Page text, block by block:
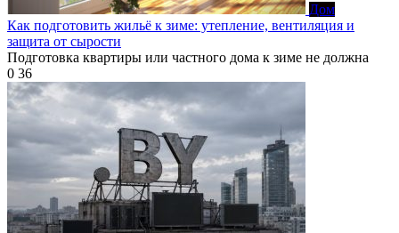
Дом
Как подготовить жильё к зиме: утепление, вентиляция и
защита от сырости
Подготовка квартиры или частного дома к зиме не должна
0 36